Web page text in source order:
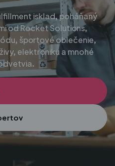
isklad, poháňaný
od Rocket Solutions,
športové oblečenie,
elektroniku a mnohé